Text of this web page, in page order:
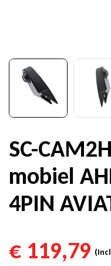
SC-
mobiel
4PIN
€ 119,79